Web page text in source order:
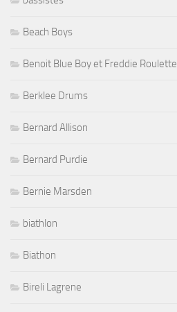
Beach Boys
Benoit Blue Boy et Freddie Roulette
Berklee Drums
Bernard Allison
Bernard Purdie
Bernie Marsden
biathlon
Biathon
Bireli Lagrene